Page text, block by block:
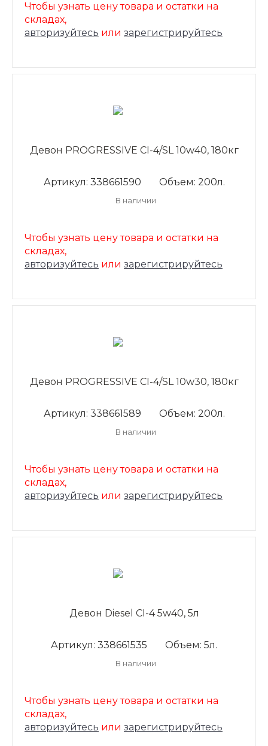
Чтобы узнать цену товара и остатки на
складах,
авторизуйтесь или зарегистрируйтесь
Девон PROGRESSIVE CI-4/SL 10w40, 180кг
Артикул: 338661590 Объем: 200л.
В наличии
Чтобы узнать цену товара и остатки на
складах,
авторизуйтесь или зарегистрируйтесь
Девон PROGRESSIVE CI-4/SL 10w30, 180кг
Артикул: 338661589 Объем: 200л.
В наличии
Чтобы узнать цену товара и остатки на
складах,
авторизуйтесь или зарегистрируйтесь
Девон Diesel CI-4 5w40, 5л
Артикул: 338661535 Объем: 5л.
В наличии
Чтобы узнать цену товара и остатки на
складах,
авторизуйтесь или зарегистрируйтесь